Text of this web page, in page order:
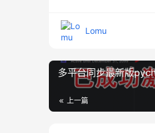
Lomu
多平台同步最新版
上一篇